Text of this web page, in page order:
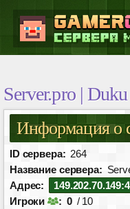
Server.pro |
Информация о
ID сервера: 264
Название сервера:
Адрес:
Игроки
: 0 / 10